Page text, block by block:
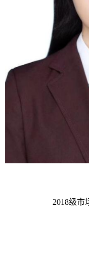
2018级市